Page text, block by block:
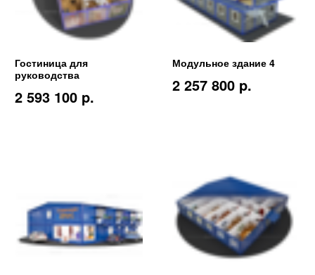
Гостиница для
руководства
2 593 100 p.
Модульное здание 4
2 257 800 p.